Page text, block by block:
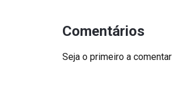
Comentários
Seja o primeiro a comentar